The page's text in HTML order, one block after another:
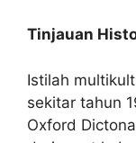
Tinjauan
Istilah
sekitar tahun
Oxford